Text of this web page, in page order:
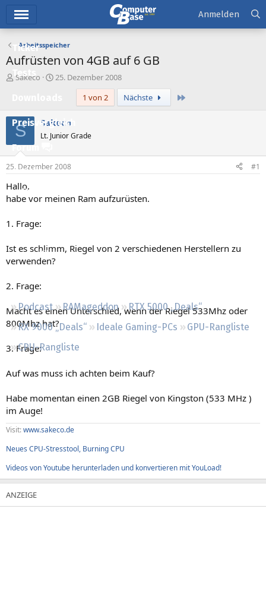
Ticker
Tests
Preisvergleich
Forum
Aktuelles
Empfohlene Inhalte
Leserartikel
Podcast RAMageddon
RTX 5000 „Deals“
RX 9000 „Deals“
Ideale Gaming-PCs
GPU-Rangliste
CPU-Rangliste
Anmelden
Arbeitsspeicher
Aufrüsten von 4GB auf 6 GB
E
e
l
e
Sakeco
E
e
l
a
m
25. Dezember 2008
1 von 2
Nächste
S Sakeco
Lt. Junior Grade
25. Dezember 2008 #1
Hallo,
habe vor meinen Ram aufzurüsten.
1. Frage:
Ist es schlimm, Riegel von 2 verschiedenen Herstellern zu
verwenden?
2. Frage:
Macht es einen Unterschied, wenn der Riegel 533Mhz oder
800Mhz hat?
3. Frage:
Auf was muss ich achten beim Kauf?
Habe momentan einen 2GB Riegel von Kingston (533 MHz )
im Auge!
Visit:www.sakeco.de
Neues CPU-Stresstool, Burning CPU
Videos von Youtube herunterladen und konvertieren mit YouLoad!